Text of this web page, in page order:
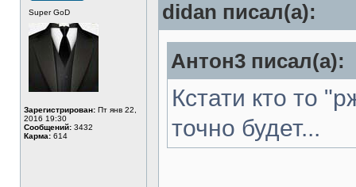
Super GoD
Зарегистрирован: Пт янв 22,
2016 19:30
Сообщений: 3432
Карма: 614
didan писал(а):
Антон3 писал(а):
Кстати кто то
точно будет...